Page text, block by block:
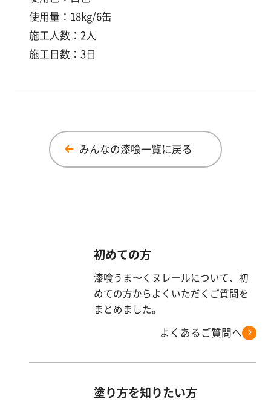
使用量：18kg/6缶
施工人数：2人
施工日数：3日
みんなの漆喰一覧に戻る
初めての方
漆喰うま〜くヌレールについて、初
めての方からよくいただくご質問を
まとめました。
よくあるご質問へ
塗り方を知りたい方